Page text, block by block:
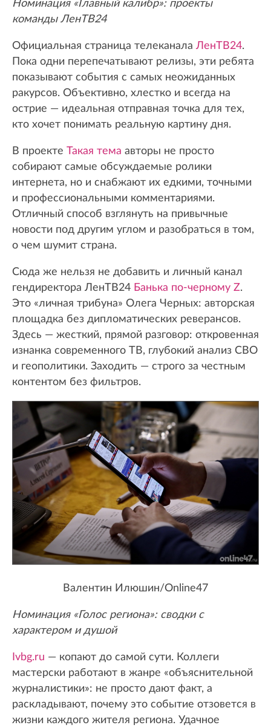
Номинация «Главный калибр»: проекты
команды ЛенТВ24
Официальная страница телеканала ЛенТВ24.
Пока одни перепечатывают релизы, эти ребята
показывают события с самых неожиданных
ракурсов. Объективно, хлестко и всегда на
острие — идеальная отправная точка для тех,
кто хочет понимать реальную картину дня.
В проекте Такая тема авторы не просто
собирают самые обсуждаемые ролики
интернета, но и снабжают их едкими, точными
и профессиональными комментариями.
Отличный способ взглянуть на привычные
новости под другим углом и разобраться в том,
о чем шумит страна.
Сюда же нельзя не добавить и личный канал
гендиректора ЛенТВ24 Банька по-черному Z.
Это «личная трибуна» Олега Черных: авторская
площадка без дипломатических реверансов.
Здесь — жесткий, прямой разговор: откровенная
изнанка современного ТВ, глубокий анализ СВО
и геополитики. Заходить — строго за честным
контентом без фильтров.
Валентин Илюшин/Online47
Номинация «Голос региона»: сводки с
характером и душой
Ivbg.ru — копают до самой сути. Коллеги
мастерски работают в жанре «объяснительной
журналистики»: не просто дают факт, а
раскладывают, почему это событие отзовется в
жизни каждого жителя региона. Удачное